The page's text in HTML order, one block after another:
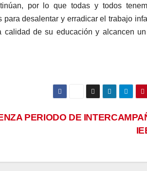
por lo que todas y todos
desalentar y erradicar el trabajo
de su educación y alcancen
PERIODO DE